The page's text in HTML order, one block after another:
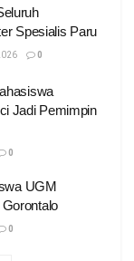
Spesialis Paru
0
Jadi Pemimpin
0
UGM
0